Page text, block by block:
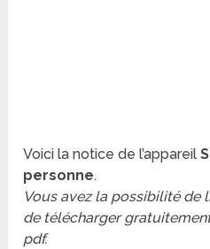
Voici la notice de l’appareil
personne.
Vous avez la possibilité de
de télécharger
pdf.